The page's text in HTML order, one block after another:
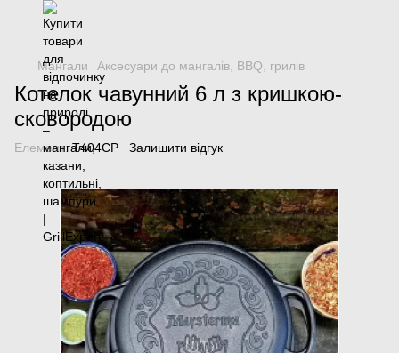
Мангали Аксесуари до мангалів, BBQ, грилів
Котелок чавунний 6 л з кришкою-
сковородою
Елемент:Т404СР Залишити відгук